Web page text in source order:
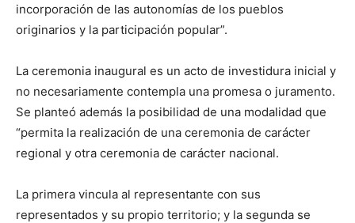
incorporación de las autonomías de los pueblos
originarios y la participación popular”.
La ceremonia inaugural es un acto de investidura inicial y
no necesariamente contempla una promesa o juramento.
Se planteó además la posibilidad de una modalidad que
“permita la realización de una ceremonia de carácter
regional y otra ceremonia de carácter nacional.
La primera vincula al representante con sus
representados y su propio territorio; y la segunda se